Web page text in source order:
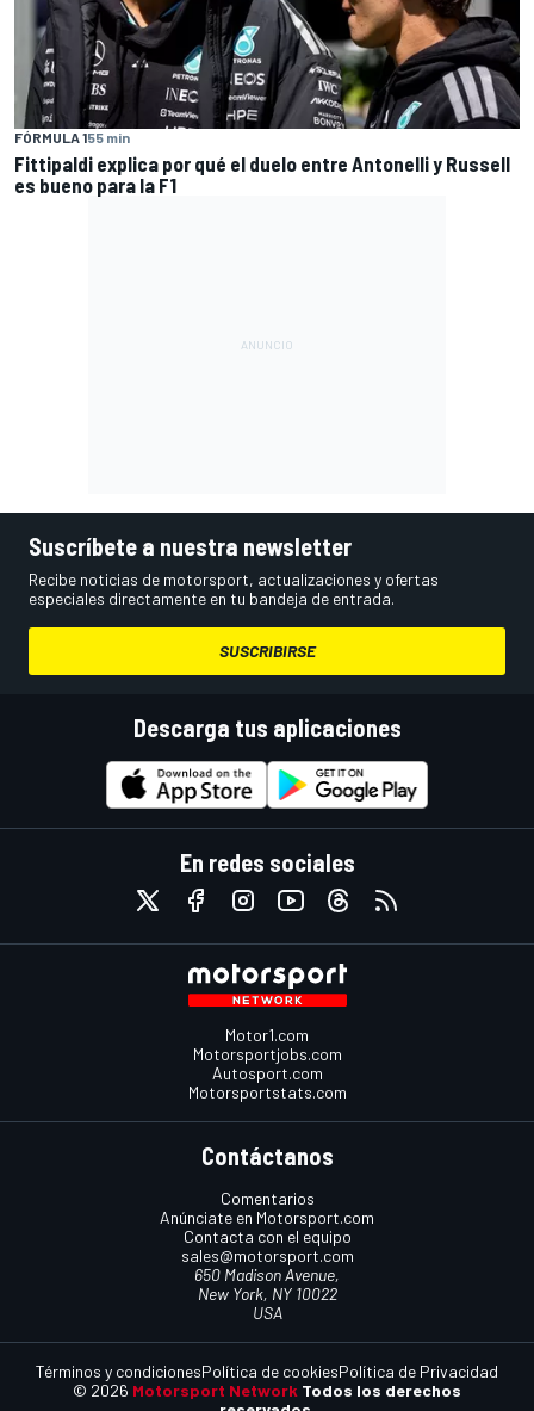
FÓRMULA 155 min
Fittipaldi explica por qué el duelo entre Antonelli y Russell
es bueno para la F1
Suscríbete a nuestra newsletter
Recibe noticias de motorsport, actualizaciones y ofertas
especiales directamente en tu bandeja de entrada.
SUSCRIBIRSE
Descarga tus aplicaciones
En redes sociales
Motor1.com
Motorsportjobs.com
Autosport.com
Motorsportstats.com
Contáctanos
Comentarios
Anúnciate en Motorsport.com
Contacta con el equipo
sales@motorsport.com
650 Madison Avenue,
New York, NY 10022
USA
© 2026 Motorsport Network Todos los derechos
Términos y condicionesPolítica de cookiesPolítica de Privacidad